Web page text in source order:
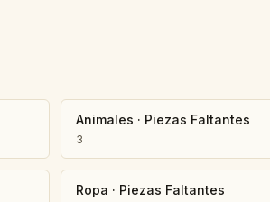
Animales · Piezas Faltantes
3
Ropa · Piezas Faltantes